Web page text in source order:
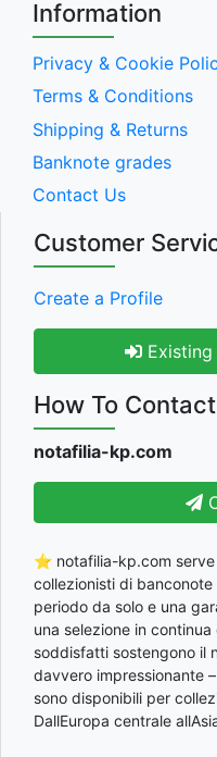
Information
Privacy & Cookie
Terms & Conditions
Shipping & Returns
Banknote grades
Contact Us
Customer
Create a Profile
Existing
How To
notafilia-kp.com
⭐ notafilia-kp.com
collezionisti di
periodo da solo e una
una selezione in
soddisfatti sostengono il
davvero impressionante
sono disponibili per
DallEuropa centrale